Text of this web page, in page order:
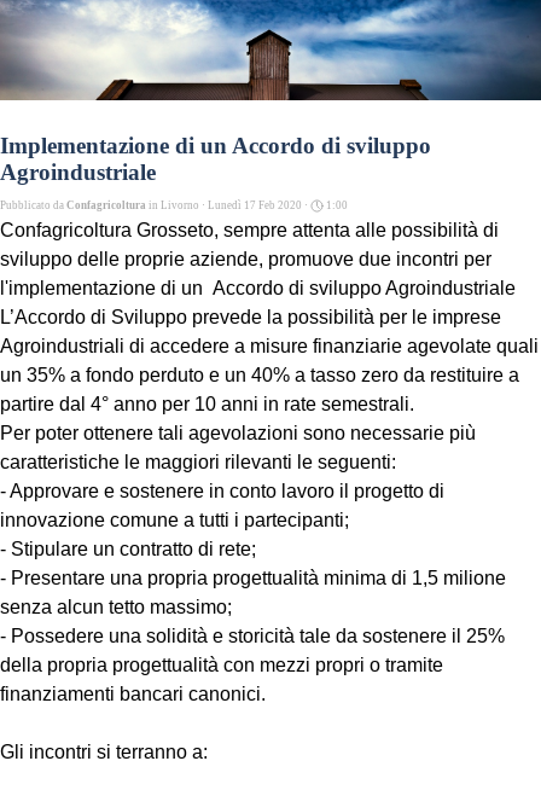
Implementazione di un Accordo di sviluppo
Agroindustriale
Pubblicato da Confagricoltura in Livorno · Lunedì 17 Feb 2020 · 1:00
Confagricoltura Grosseto, sempre attenta alle possibilità di
sviluppo delle proprie aziende, promuove due incontri per
l'implementazione di un Accordo di sviluppo Agroindustriale
L’Accordo di Sviluppo prevede la possibilità per le imprese
Agroindustriali di accedere a misure finanziarie agevolate quali
un 35% a fondo perduto e un 40% a tasso zero da restituire a
partire dal 4° anno per 10 anni in rate semestrali.
Per poter ottenere tali agevolazioni sono necessarie più
caratteristiche le maggiori rilevanti le seguenti:
- Approvare e sostenere in conto lavoro il progetto di
innovazione comune a tutti i partecipanti;
- Stipulare un contratto di rete;
- Presentare una propria progettualità minima di 1,5 milione
senza alcun tetto massimo;
- Possedere una solidità e storicità tale da sostenere il 25%
della propria progettualità con mezzi propri o tramite
finanziamenti bancari canonici.
Gli incontri si terranno a: